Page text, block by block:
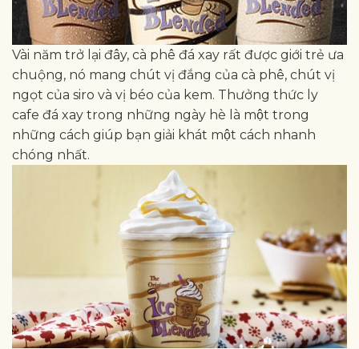
Vài năm trở lại đây, cà phê đá xay rất được giới trẻ ưa
chuộng, nó mang chút vị đắng của cà phê, chút vị
ngọt của siro và vị béo của kem. Thưởng thức ly
cafe đá xay trong những ngày hè là một trong
những cách giúp bạn giải khát một cách nhanh
chóng nhất.